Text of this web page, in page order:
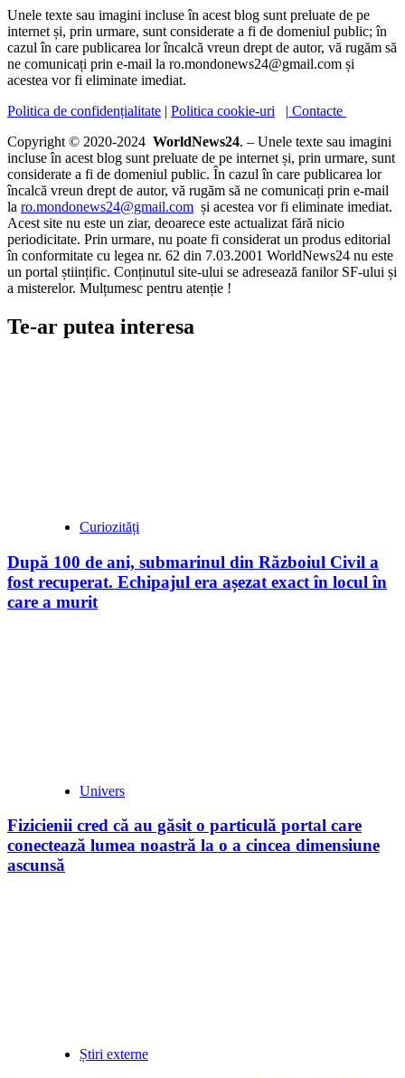
Unele texte sau imagini incluse în acest blog sunt preluate de pe
internet și, prin urmare, sunt considerate a fi de domeniul public; în
cazul în care publicarea lor încalcă vreun drept de autor, vă rugăm să
ne comunicați prin e-mail la ro.mondonews24@gmail.com și
acestea vor fi eliminate imediat.
Politica de confidențialitate | Politica cookie-uri | Contacte
Copyright © 2020-2024 WorldNews24. – Unele texte sau imagini
incluse în acest blog sunt preluate de pe internet și, prin urmare, sunt
considerate a fi de domeniul public. În cazul în care publicarea lor
încalcă vreun drept de autor, vă rugăm să ne comunicați prin e-mail
la ro.mondonews24@gmail.com și acestea vor fi eliminate imediat.
Acest site nu este un ziar, deoarece este actualizat fără nicio
periodicitate. Prin urmare, nu poate fi considerat un produs editorial
în conformitate cu legea nr. 62 din 7.03.2001 WorldNews24 nu este
un portal științific. Conținutul site-ului se adresează fanilor SF-ului și
a misterelor. Mulțumesc pentru atenție !
Te-ar putea interesa
Curiozități
După 100 de ani, submarinul din Războiul Civil a
fost recuperat. Echipajul era așezat exact în locul în
care a murit
Univers
Fizicienii cred că au găsit o particulă portal care
conectează lumea noastră la o a cincea dimensiune
ascunsă
Știri externe